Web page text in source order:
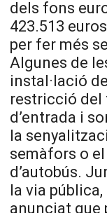
dels fons
423.513
per fer més
Algunes de
instal·lació
restricció del
d’entrada i
la
semàfors o
d’autobús.
la via
anunciat que